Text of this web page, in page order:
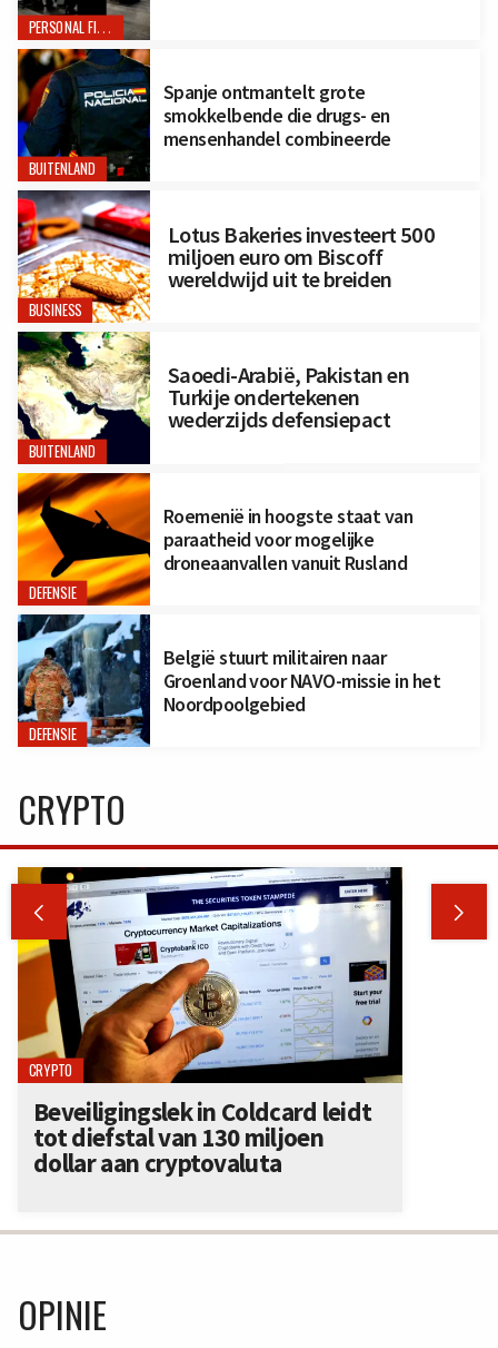
PERSONAL FINANCE
BUITENLAND
Spanje ontmantelt grote
smokkelbende die drugs- en
mensenhandel combineerde
BUSINESS
Lotus Bakeries investeert 500
miljoen euro om Biscoff
wereldwijd uit te breiden
BUITENLAND
Saoedi-Arabië, Pakistan en
Turkije ondertekenen
wederzijds defensiepact
DEFENSIE
Roemenië in hoogste staat van
paraatheid voor mogelijke
droneaanvallen vanuit Rusland
DEFENSIE
België stuurt militairen naar
Groenland voor NAVO-missie in het
Noordpoolgebied
CRYPTO
 
CRYPTO
Beveiligingslek in Coldcard leidt
tot diefstal van 130 miljoen
dollar aan cryptovaluta
OPINIE